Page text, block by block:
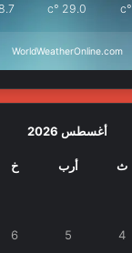
29.0
°c °c
WorldWeatherOnline.com
أغسطس 2026
ث أرب خ
4
5
6